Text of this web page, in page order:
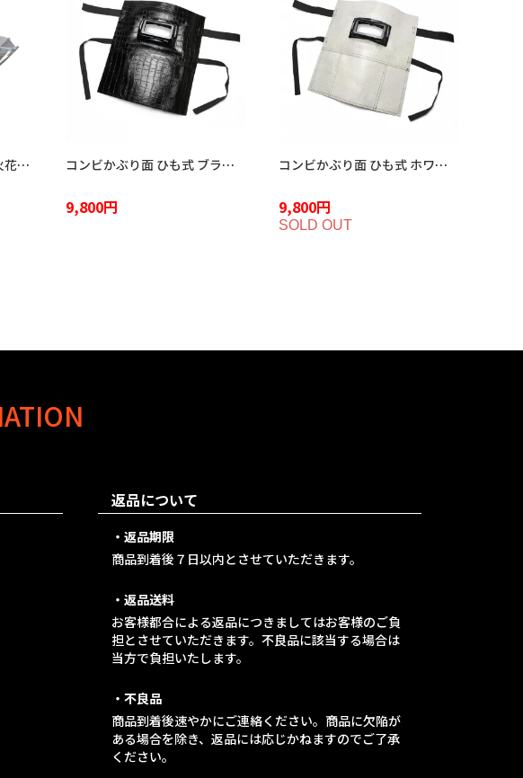
【当日出荷】高所溶接用火花受け 火雨守 KA-2100 コンビかぶり面 ひも式 ブラッククロコダイル ME-2BC
9,800円
コンビかぶり面 ひも式 ホワイトクロコダイル ME-2WC
9,800円
SOLD OUT
返品について
・返品期限
商品到着後７日以内とさせていただきます。
・返品送料
お客様都合による返品につきましてはお客様のご負
担とさせていただきます。不良品に該当する場合は
当方で負担いたします。
・不良品
商品到着後速やかにご連絡ください。商品に欠陥が
ある場合を除き、返品には応じかねますのでご了承
ください。